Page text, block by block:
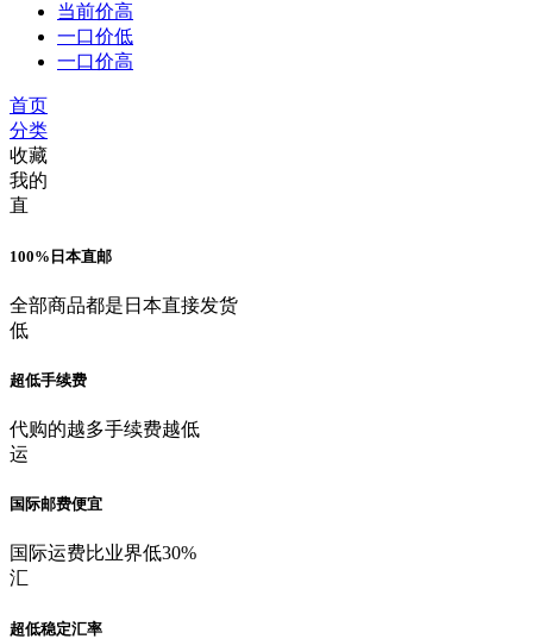
当前价高
一口价低
一口价高
首页
分类
收藏
我的
直
100%日本直邮
全部商品都是日本直接发货
低
超低手续费
代购的越多手续费越低
运
国际邮费便宜
国际运费比业界低30%
汇
超低稳定汇率